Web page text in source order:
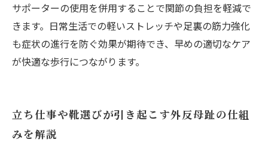
サポーターの使用を併用することで関節の負担を軽減で
きます。日常生活での軽いストレッチや足裏の筋力強化
も症状の進行を防ぐ効果が期待でき、早めの適切なケア
が快適な歩行につながります。
立ち仕事や靴選びが引き起こす外反母趾の仕組
みを解説